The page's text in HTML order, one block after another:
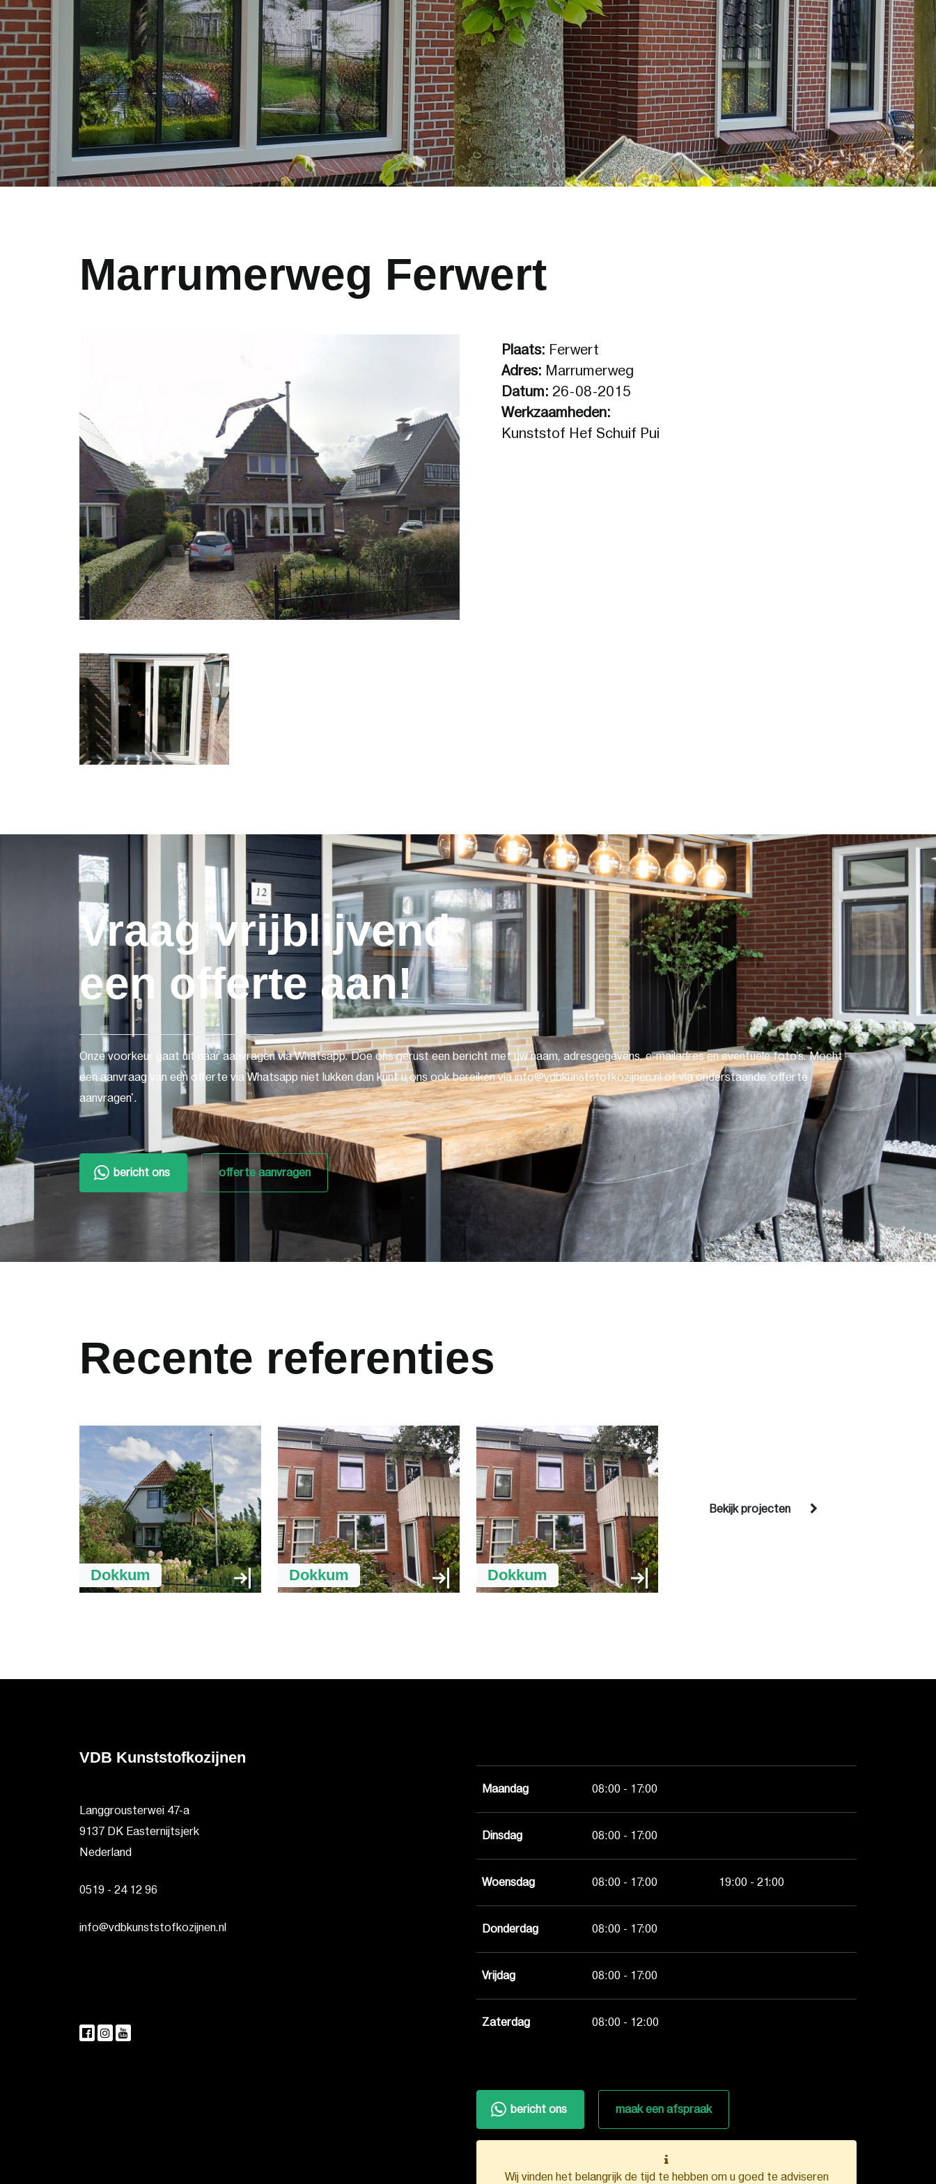
Marrumerweg Ferwert
Plaats: Ferwert
Adres: Marrumerweg
Datum: 26-08-2015
Werkzaamheden:
Kunststof Hef Schuif Pui
Vraag vrijblijvend
een offerte aan!
Onze voorkeur gaat uit naar aanvragen via Whatsapp. Doe ons gerust een bericht met uw naam, adresgegevens, e-mailadres en eventuele foto's. Mocht
een aanvraag van een offerte via Whatsapp niet lukken dan kunt u ons ook bereiken via info@vdbkunststofkozijnen.nl of via onderstaande 'offerte
aanvragen'.
bericht ons offerte aanvragen
Recente referenties
Dokkum Dokkum Dokkum
Bekijk projecten
VDB Kunststofkozijnen
Langgrousterwei 47-a
9137 DK Easternijtsjerk
Nederland
0519 - 24 12 96
info@vdbkunststofkozijnen.nl
Maandag 08:00 - 17:00
Dinsdag 08:00 - 17:00
Woensdag 08:00 - 17:00 19:00 - 21:00
Donderdag 08:00 - 17:00
Vrijdag 08:00 - 17:00
Zaterdag 08:00 - 12:00
bericht ons maak een afspraak
Wij vinden het belangrijk de tijd te hebben om u goed te adviseren